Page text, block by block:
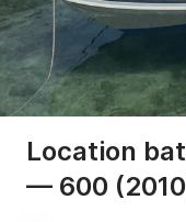
Location
— 600